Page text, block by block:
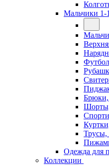
Мальчики 1-
Трусы,
Одежда для
Коллекции